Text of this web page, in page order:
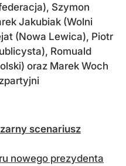
Szymon
Jakubiak (Wolni
(Nowa Lewica), Piotr
Romuald
oraz Marek Woch
scenariusz
nowego prezydenta